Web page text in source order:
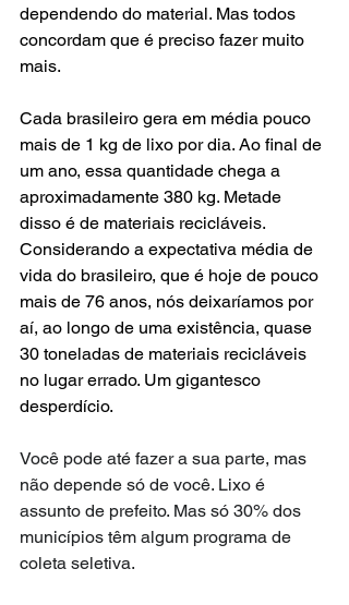
dependendo do material. Mas todos
concordam que é preciso fazer muito
mais.
Cada brasileiro gera em média pouco
mais de 1 kg de lixo por dia. Ao final de
um ano, essa quantidade chega a
aproximadamente 380 kg. Metade
disso é de materiais recicláveis.
Considerando a expectativa média de
vida do brasileiro, que é hoje de pouco
mais de 76 anos, nós deixaríamos por
aí, ao longo de uma existência, quase
30 toneladas de materiais recicláveis
no lugar errado. Um gigantesco
desperdício.
Você pode até fazer a sua parte, mas
não depende só de você. Lixo é
assunto de prefeito. Mas só 30% dos
municípios têm algum programa de
coleta seletiva.